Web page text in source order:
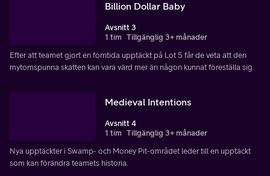
Billion Dollar Baby
Avsnitt 3
1 tim Tillgänglig 3+ månader
Efter att teamet gjort en forntida upptäckt på Lot 5 får de veta att den
mytomspunna skatten kan vara värd mer än någon kunnat föreställa sig.
Medieval Intentions
Avsnitt 4
1 tim Tillgänglig 3+ månader
Nya upptäckter i Swamp- och Money Pit-området leder till en upptäckt
som kan förändra teamets historia.